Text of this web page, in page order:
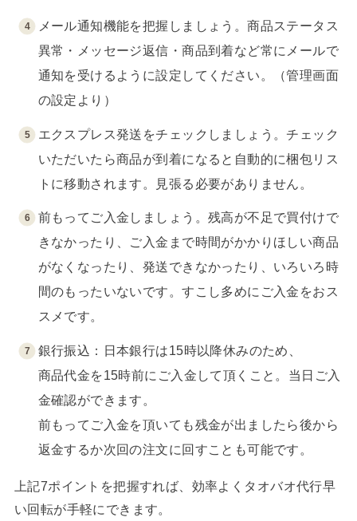
メール通知機能を把握しましょう。商品ステータス
異常・メッセージ返信・商品到着など常にメールで
通知を受けるように設定してください。（管理画面
の設定より）
エクスプレス発送をチェックしましょう。チェック
いただいたら商品が到着になると自動的に梱包リス
トに移動されます。見張る必要がありません。
前もってご入金しましょう。残高が不足で買付けで
きなかったり、ご入金まで時間がかかりほしい商品
がなくなったり、発送できなかったり、いろいろ時
間のもったいないです。すこし多めにご入金をおス
スメです。
銀行振込：日本銀行は15時以降休みのため、
商品代金を15時前にご入金して頂くこと。当日ご入
金確認ができます。
前もってご入金を頂いても残金が出ましたら後から
返金するか次回の注文に回すことも可能です。
上記7ポイントを把握すれば、効率よくタオバオ代行早
い回転が手軽にできます。